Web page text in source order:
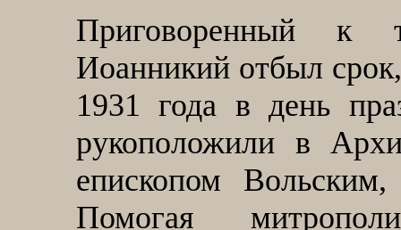
Приговоренный к
Иоанникий отбыл
1931 года в день
рукоположили в
епископом
Помогая